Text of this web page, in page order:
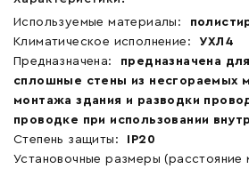
Используемые материалы:
Климатическое исполнение:
УХЛ4
Предназначена:
предназначена
сплошные стены из несгораемых
монтажа здания и разводки
проводке при использовании
Степень защиты:
IP20
Установочные размеры (расстояние